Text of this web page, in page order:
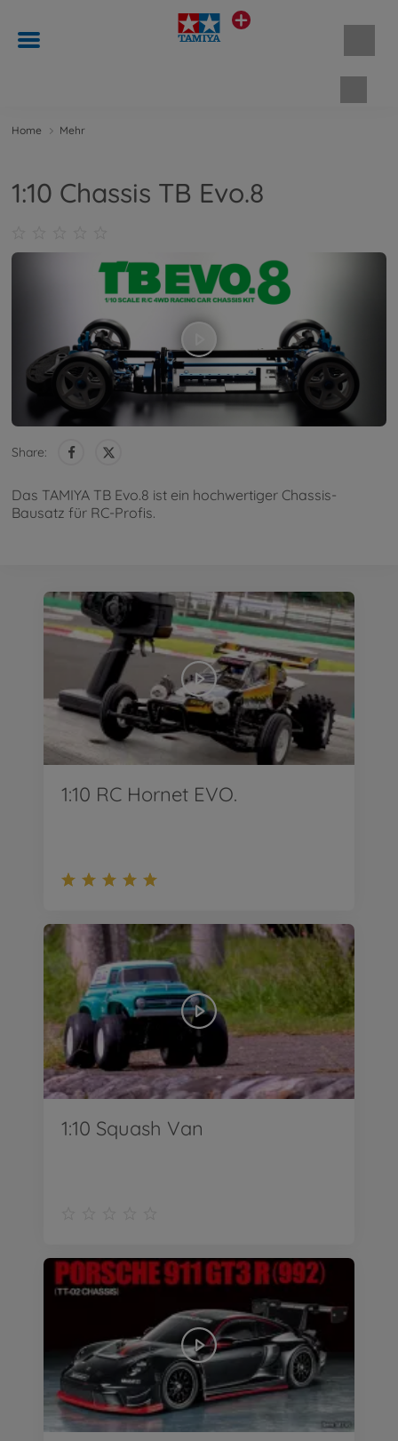
Home Mehr
1:10 Chassis TB Evo.8
Share:
Das TAMIYA TB Evo.8 ist ein hochwertiger Chassis-
Bausatz für RC-Profis.
1:10 RC Hornet EVO.
1:10 Squash Van